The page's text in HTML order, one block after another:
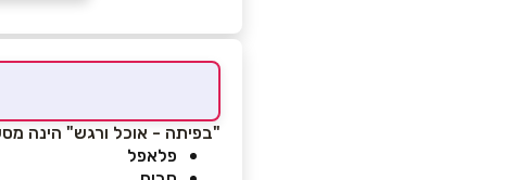
"בפיתה - אוכל ורגש" הינה
פלאפל